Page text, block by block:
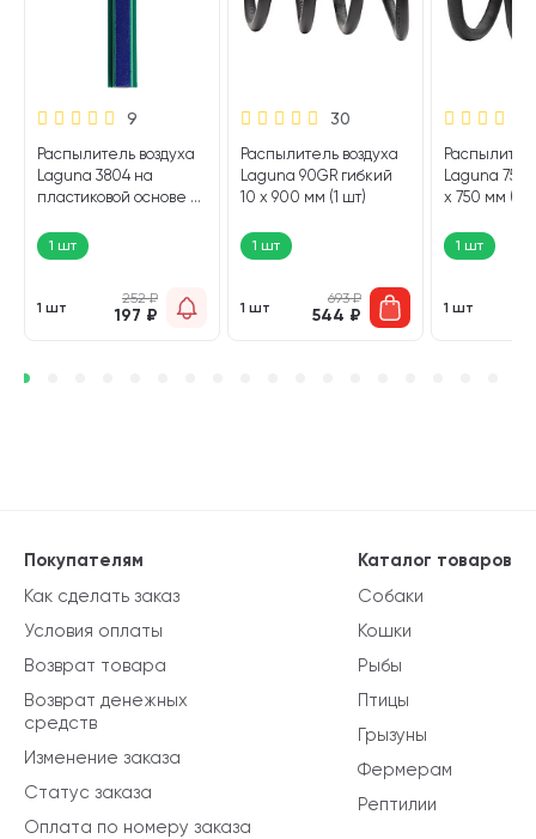
9
Распылитель воздуха
Laguna 3804 на
пластиковой основе 28
1 шт
1 шт
252₽
197 ₽
30
Распылитель воздуха
Laguna 90GR гибкий
10 х 900 мм (1 шт)
1 шт
1 шт
693₽
544 ₽
Laguna
х 750 мм (1
1 шт
1 шт
Каталог товаров
Собаки
Кошки
Рыбы
Птицы
Грызуны
Фермерам
Рептилии
Покупателям
Как сделать заказ
Условия оплаты
Возврат товара
Возврат денежных
средств
Изменение заказа
Статус заказа
Оплата по номеру заказа